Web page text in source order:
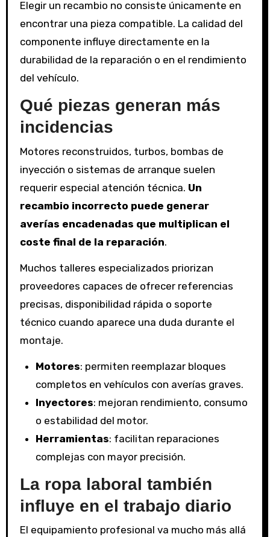
Elegir un recambio no consiste únicamente en
encontrar una pieza compatible. La calidad del
componente influye directamente en la
durabilidad de la reparación o en el rendimiento
del vehículo.
Qué piezas generan más
incidencias
Motores reconstruidos, turbos, bombas de
inyección o sistemas de arranque suelen
requerir especial atención técnica. Un
recambio incorrecto puede generar
averías encadenadas que multiplican el
coste final de la reparación.
Muchos talleres especializados priorizan
proveedores capaces de ofrecer referencias
precisas, disponibilidad rápida o soporte
técnico cuando aparece una duda durante el
montaje.
Motores: permiten reemplazar bloques
completos en vehículos con averías graves.
Inyectores: mejoran rendimiento, consumo
o estabilidad del motor.
Herramientas: facilitan reparaciones
complejas con mayor precisión.
La ropa laboral también
influye en el trabajo diario
El equipamiento profesional va mucho más allá